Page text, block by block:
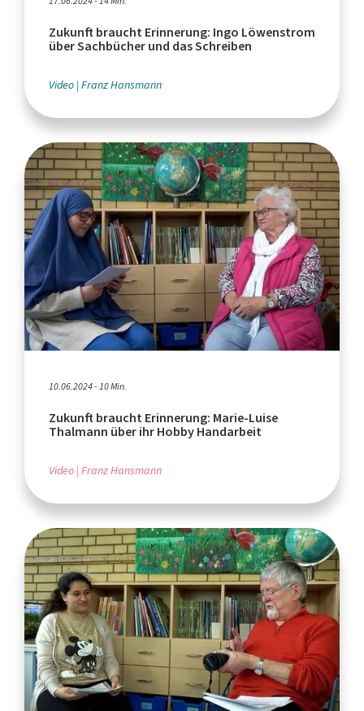
Zukunft braucht Erinnerung: Ingo Löwenstrom
über Sachbücher und das Schreiben
Video Franz Hansmann
10.06.2024 - 10 Min.
Zukunft braucht Erinnerung: Marie-Luise
Thalmann über ihr Hobby Handarbeit
Video Franz Hansmann